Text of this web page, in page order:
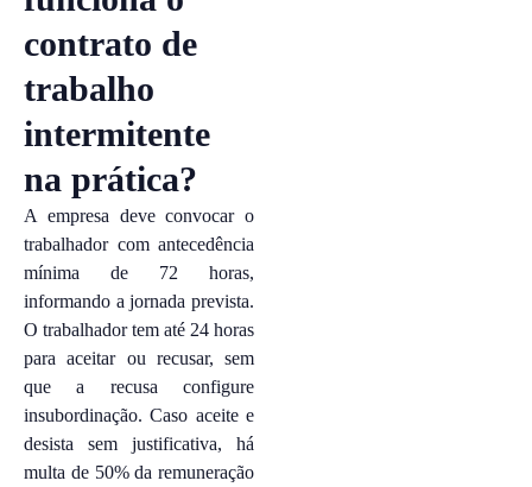
contrato de
trabalho
intermitente
na prática?
A empresa deve convocar o
trabalhador com antecedência
mínima de 72 horas,
informando a jornada prevista.
O trabalhador tem até 24 horas
para aceitar ou recusar, sem
que a recusa configure
insubordinação. Caso aceite e
desista sem justificativa, há
multa de 50% da remuneração